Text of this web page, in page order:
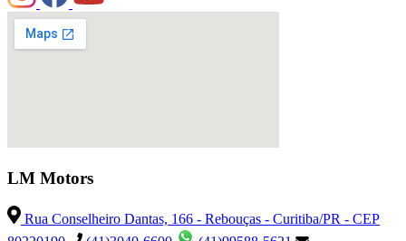
LM Motors
Rua Conselheiro Dantas, 166 - Rebouças - Curitiba/PR - CEP